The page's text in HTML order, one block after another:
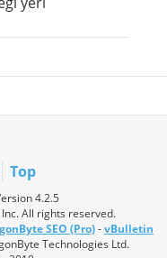
Top
4.2.5
All rights reserved.
SEO (Pro)-vBulletin
Technologies Ltd.